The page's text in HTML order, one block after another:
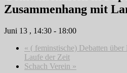
Zusammenhang mit
Juni 13 , 14:30 - 18:00
« ( feminstische) Debatten
Laufe der Zeit
Schach Verein »